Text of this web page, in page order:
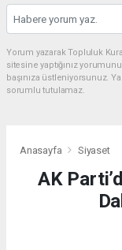
Yorum yazarak Topluluk
sitesine yaptığınız
başınıza üstleniyorsunuz.
sorumlu tutulamaz.
Anasayfa Siyaset
AK